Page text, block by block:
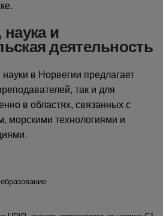
и
деятельность
в Норвегии предлагает
так и для
в областях, связанных с
морскими технологиями и